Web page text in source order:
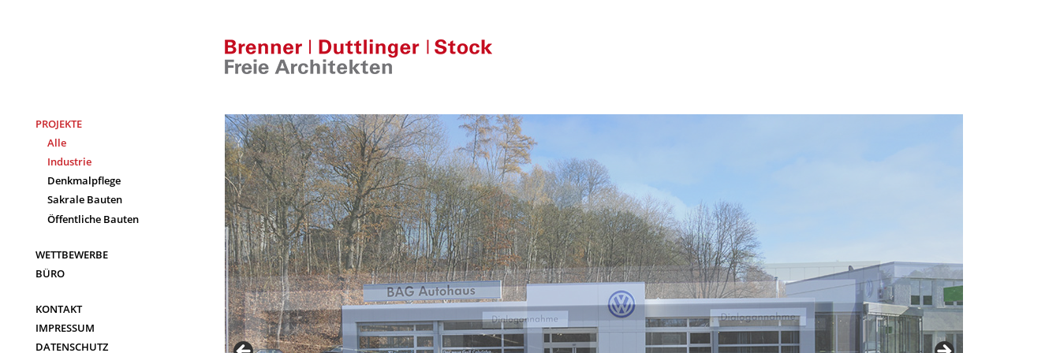
PROJEKTE
Alle
Industrie
Denkmalpflege
Sakrale Bauten
Öffentliche Bauten
WETTBEWERBE
BÜRO
KONTAKT
IMPRESSUM
DATENSCHUTZ